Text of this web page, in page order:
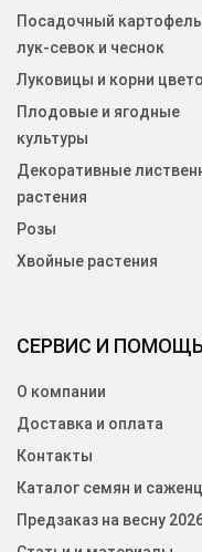
СЕРВИС И ПОМОЩЬ
О компании
Доставка и оплата
Контакты
Каталог семян и
Предзаказ на весну
Посадочный
лук-севок и чеснок
Луковицы и корни
Плодовые и ягодные
культуры
Декоративные
растения
Розы
Хвойные растения